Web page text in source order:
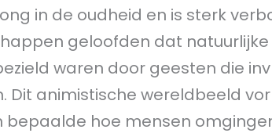
in de oudheid en is sterk
geloofden dat natuurlijke
waren door geesten die
animistische wereldbeeld
bepaalde hoe mensen